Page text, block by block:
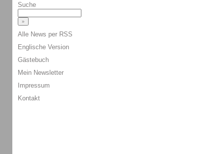
Suche
Alle News per RSS
Englische Version
Gästebuch
Mein Newsletter
Impressum
Kontakt